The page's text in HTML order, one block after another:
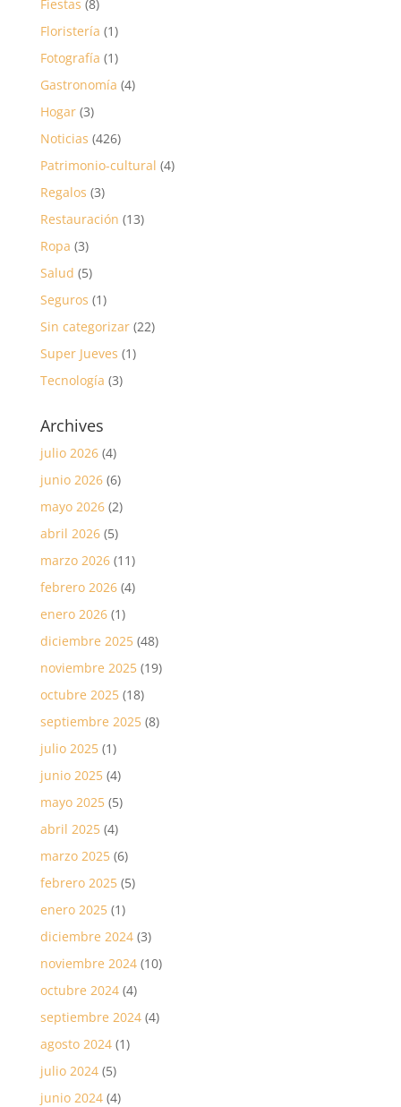
Fiestas (8)
Floristería (1)
Fotografía (1)
Gastronomía (4)
Hogar(3)
Noticias (426)
Patrimonio-cultural (4)
Regalos (3)
Restauración (13)
Ropa (3)
Salud (5)
Seguros (1)
Sin categorizar(22)
Super Jueves (1)
Tecnología (3)
Archives
julio 2026(4)
junio 2026(6)
mayo 2026(2)
abril 2026(5)
marzo 2026(11)
febrero 2026(4)
enero 2026(1)
diciembre 2025(48)
noviembre 2025(19)
octubre 2025(18)
septiembre 2025(8)
julio 2025(1)
junio 2025(4)
mayo 2025(5)
abril 2025(4)
marzo 2025(6)
febrero 2025(5)
enero 2025(1)
diciembre 2024(3)
noviembre 2024(10)
octubre 2024(4)
septiembre 2024(4)
agosto 2024(1)
julio 2024(5)
junio 2024(4)